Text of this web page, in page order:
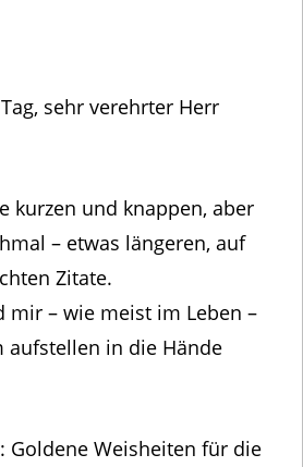
sehr verehrter Herr
kurzen und knappen, aber
– etwas längeren, auf
Zitate.
mir – wie meist im Leben –
aufstellen in die Hände
Goldene Weisheiten für die